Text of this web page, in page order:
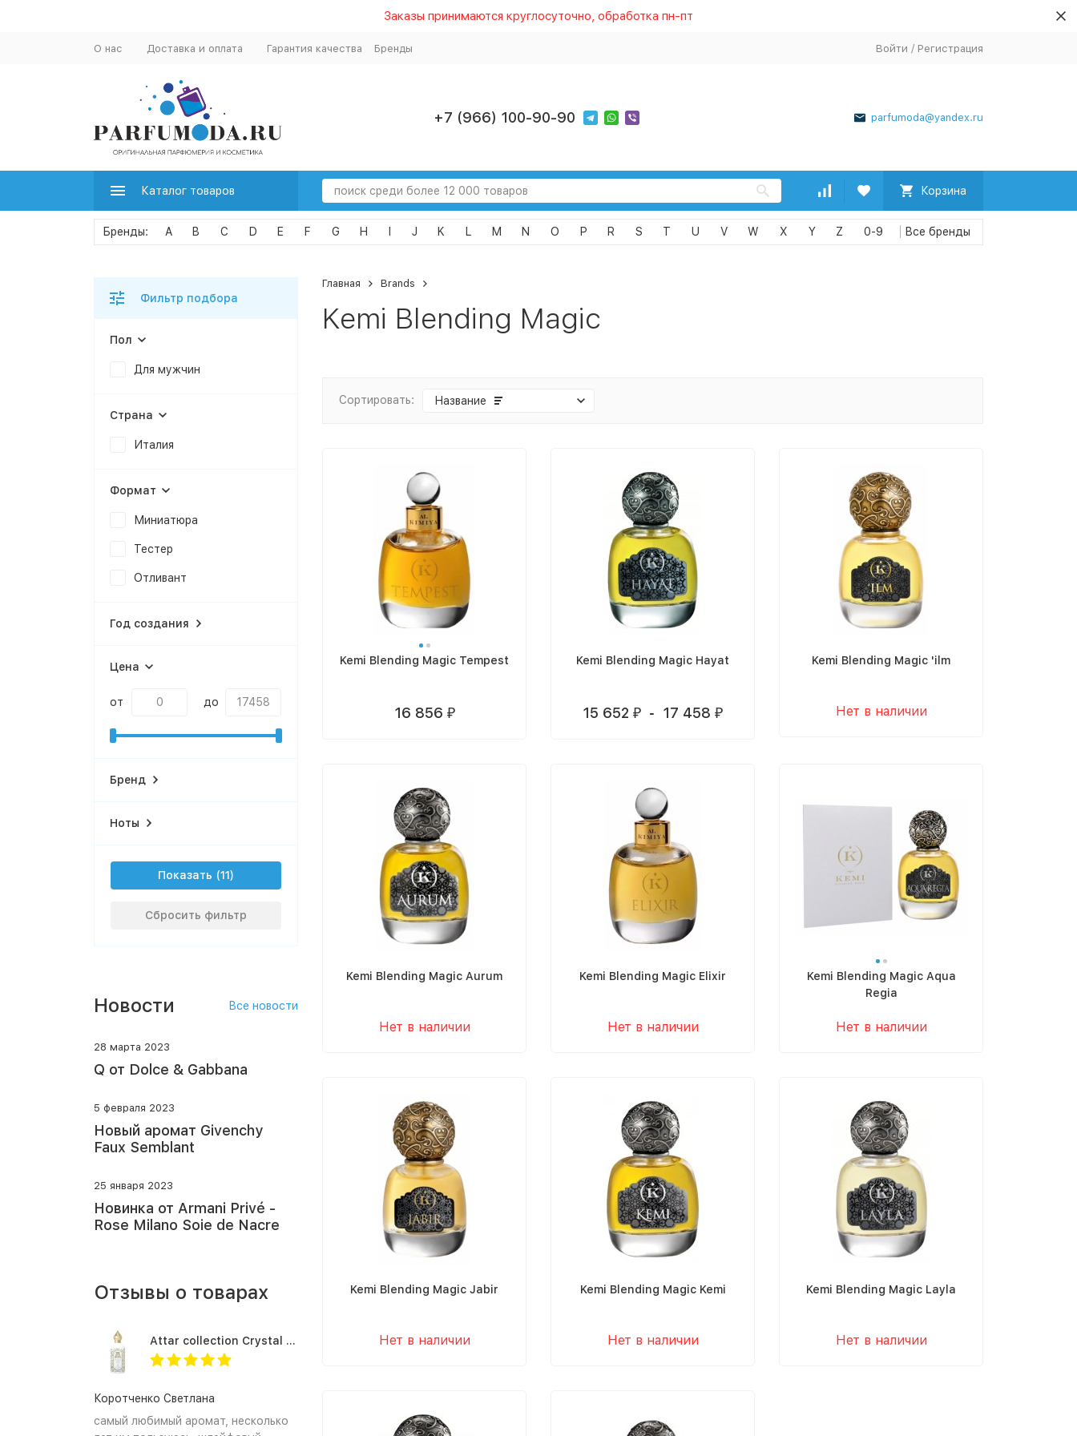
Заказы принимаются круглосуточно, обработка пн-пт
О нас Доставка и оплата Гарантия качества Бренды Войти / Регистрация
+7 (966) 100-90-90 parfumoda@yandex.ru
Каталог товаров Корзина
A B C D E F G H J K L M N O P R S T U V W X Y Z 0-9
Главная Brands
Kemi Blending Magic
Сортировать: Название
Kemi Blending Magic Tempest
16 856 ₽
Kemi Blending Magic Hayat
15 652 ₽ - 17 458 ₽
Kemi Blending Magic 'ilm
Нет в наличии
Kemi Blending Magic Aurum
Нет в наличии
Kemi Blending Magic Elixir
Нет в наличии
Kemi Blending Magic Aqua
Regia
Нет в наличии
Kemi Blending Magic Jabir
Нет в наличии
Kemi Blending Magic Kemi
Нет в наличии
Kemi Blending Magic Layla
Нет в наличии
Фильтр подбора
Пол
Для мужчин
Страна
Италия
Формат
Миниатюра
Тестер
Отливант
Год создания
Цена
от до
Бренд
Ноты
Показать
Сбросить фильтр
Новости Все новости
28 марта 2023
Q от Dolce & Gabbana
5 февраля 2023
Новый аромат Givenchy
Faux Semblant
25 января 2023
Новинка от Armani Privé -
Rose Milano Soie de Nacre
Отзывы о товарах
Attar collection Crystal love for her
Коротченко Светлана
самый любимый аромат, несколько